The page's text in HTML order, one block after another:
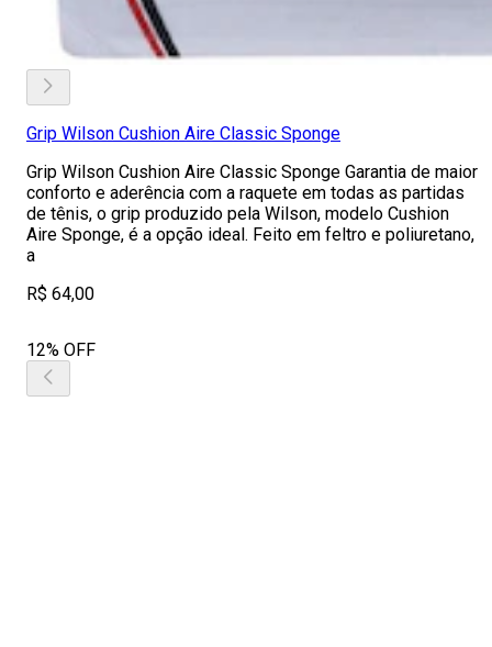
Grip Wilson Cushion Aire Classic Sponge
Grip Wilson Cushion Aire Classic Sponge Garantia de maior
conforto e aderência com a raquete em todas as partidas
de tênis, o grip produzido pela Wilson, modelo Cushion
Aire Sponge, é a opção ideal. Feito em feltro e poliuretano,
a
R$ 64,00
12% OFF